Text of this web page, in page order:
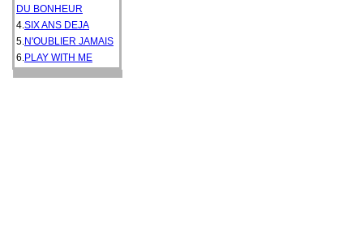
DU BONHEUR
4.SIX ANS DEJA
5.N'OUBLIER JAMAIS
6.PLAY WITH ME